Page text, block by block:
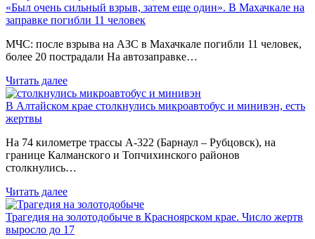
«Был очень сильный взрыв, затем еще один». В Махачкале на
заправке погибли 11 человек
МЧС: после взрыва на АЗС в Махачкале погибли 11 человек,
более 20 пострадали На автозаправке…
Читать далее
В Алтайском крае столкнулись микроавтобус и минивэн, есть
жертвы
На 74 километре трассы А-322 (Барнаул – Рубцовск), на
границе Калманского и Топчихинского районов
столкнулись…
Читать далее
Трагедия на золотодобыче в Красноярском крае. Число жертв
выросло до 17